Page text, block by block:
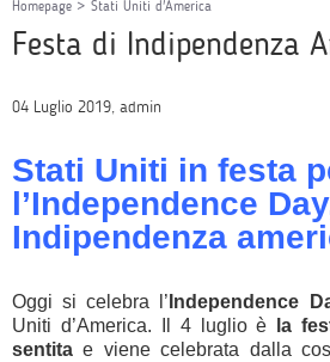
Homepage > Stati Uniti d'America
Festa di Indipendenza
04 Luglio 2019, admin
Stati Uniti in festa
l’Independence
Indipendenza
Oggi si celebra l’ Independence
Uniti d’America. Il 4 luglio è
la
sentita e viene celebrata dalla